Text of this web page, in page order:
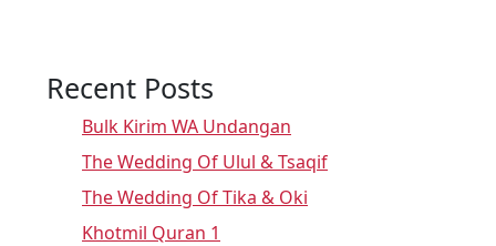
Recent Posts
Bulk Kirim WA Undangan
The Wedding Of Ulul & Tsaqif
The Wedding Of Tika & Oki
Khotmil Quran 1